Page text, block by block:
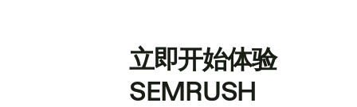
立即开始体验
SEMRUSH